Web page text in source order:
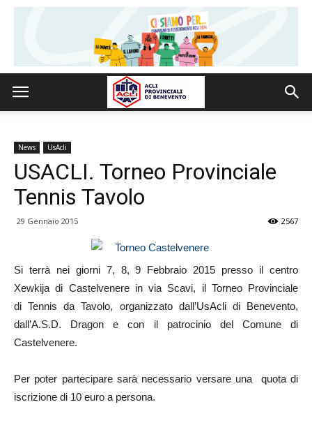
News UsAcli
USACLI. Torneo Provinciale
Tennis Tavolo
29 Gennaio 2015 2567
Si terrà nei giorni 7, 8, 9 Febbraio 2015 presso il centro
Xewkija di Castelvenere in via Scavi, il Torneo Provinciale
di Tennis da Tavolo, organizzato dall’UsAcli di Benevento,
dall’A.S.D. Dragon e con il patrocinio del Comune di
Castelvenere.
Per poter partecipare sarà necessario versare una quota di
iscrizione di 10 euro a persona.